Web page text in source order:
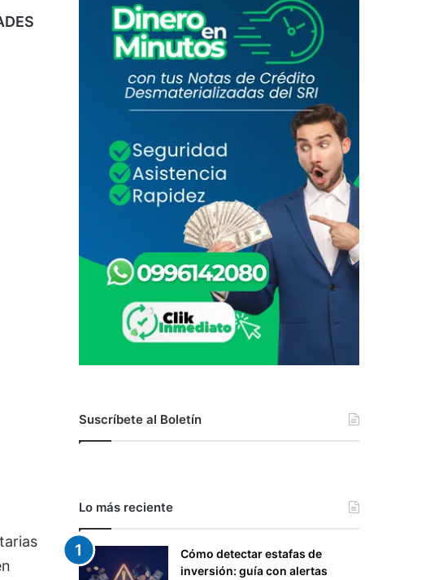
Suscríbete al Boletín
Lo más reciente
Cómo detectar estafas de
inversión: guía con alertas